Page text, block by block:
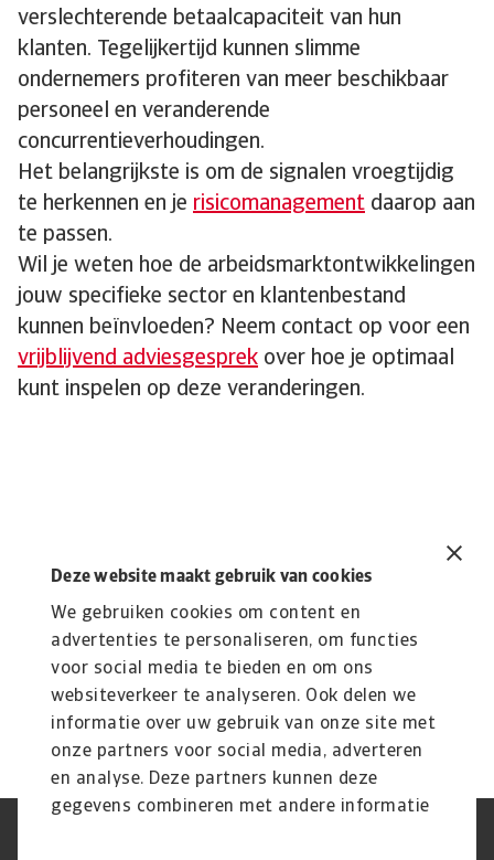
Deze website maakt gebruik van cookies
We gebruiken cookies om content en
advertenties te personaliseren, om functies
voor social media te bieden en om ons
websiteverkeer te analyseren. Ook delen we
informatie over uw gebruik van onze site met
onze partners voor social media, adverteren
en analyse. Deze partners kunnen deze
gegevens combineren met andere informatie
verslechterende betaalcapaciteit van hun
klanten. Tegelijkertijd kunnen slimme
ondernemers profiteren van meer beschikbaar
personeel en veranderende
concurrentieverhoudingen.
Het belangrijkste is om de signalen vroegtijdig
te herkennen en je risicomanagement daarop aan
te passen.
Wil je weten hoe de arbeidsmarktontwikkelingen
jouw specifieke sector en klantenbestand
kunnen beïnvloeden? Neem contact op voor een
vrijblijvend adviesgesprek over hoe je optimaal
kunt inspelen op deze veranderingen.
Lees Meer
Inflatie daalt, maar
handelsspanningen houden
risico’s hoog
De inflatie in de eurozone daalt sneller dan
verwacht, maar nieuwe handelsspanningen werpen